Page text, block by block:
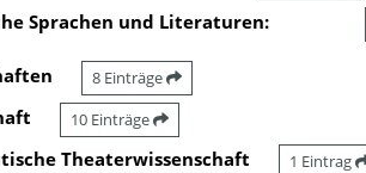
Sprachen und Literaturen:
8 Einträge
10 Einträge
Theaterwissenschaft 1 Eintrag